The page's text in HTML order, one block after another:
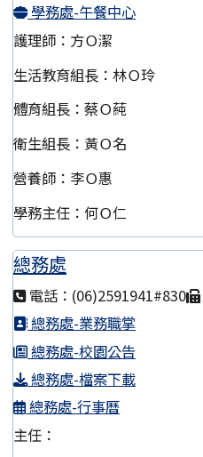
學務處-午餐中心
護理師：方Ｏ潔
生活教育組長：林Ｏ玲
體育組長：蔡Ｏ蒓
衛生組長：黃Ｏ名
營養師：李Ｏ惠
學務主任：何Ｏ仁
總務處
電話：(06)2591941#830
總務處-業務職掌
總務處-校園公告
總務處-檔案下載
總務處-行事曆
主任：